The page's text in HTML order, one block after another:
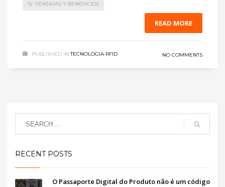
VENTAJAS Y BENEFICIOS
READ MORE
PUBLISHED IN TECNOLOGIA RFID NO COMMENTS
RECENT POSTS
O Passaporte Digital do Produto não é um código